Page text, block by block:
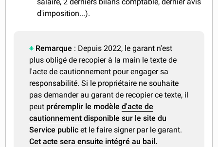
salaire, 2 derniers bilans comptable, dernier avis
d'imposition...).
Remarque : Depuis 2022, le garant n'est
plus obligé de recopier à la main le texte de
l'acte de cautionnement pour engager sa
responsabilité. Si le propriétaire ne souhaite
pas demander au garant de recopier ce texte, il
peut préremplir le modèled'acte de
cautionnement disponible sur le site du
Service public et le faire signer par le garant.
Cet acte sera ensuite intégré au bail.